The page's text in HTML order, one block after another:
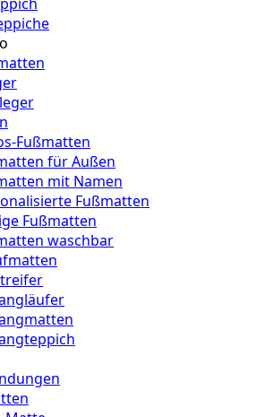
Fußmatten
für Außen
mit Namen
Fußmatten
Fußmatten
waschbar